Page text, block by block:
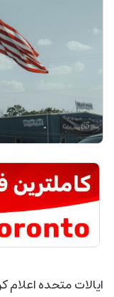
ایالات متحده